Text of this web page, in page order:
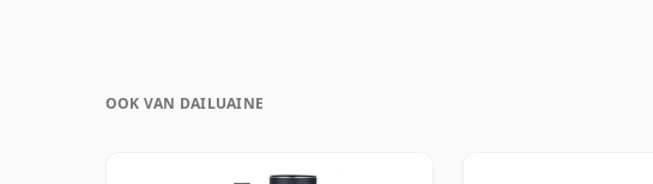
OOK VAN DAILUAINE